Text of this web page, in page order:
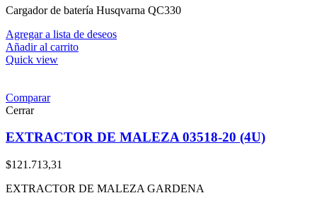
Cargador de batería Husqvarna QC330
Agregar a lista de deseos
Añadir al carrito
Quick view
Comparar
Cerrar
EXTRACTOR DE MALEZA 03518-20 (4U)
$121.713,31
EXTRACTOR DE MALEZA GARDENA